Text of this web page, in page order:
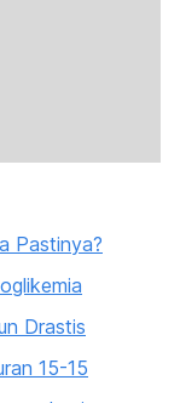
Pastinya?
Drastis
15-15